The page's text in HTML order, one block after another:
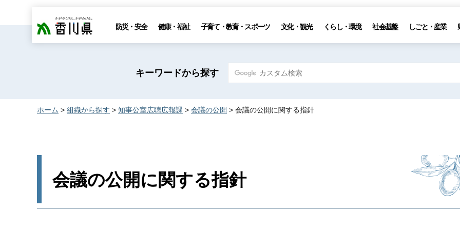
香川県 防災・安全 健康・福祉 子育て・教育・スポーツ 文化・観光 くらし・環境 社会基盤 しごと・産業
キーワードから探す
ホーム > 組織から探す > 知事公室広聴広報課 > 会議の公開 > 会議の公開に関する指針
会議の公開に関する指針